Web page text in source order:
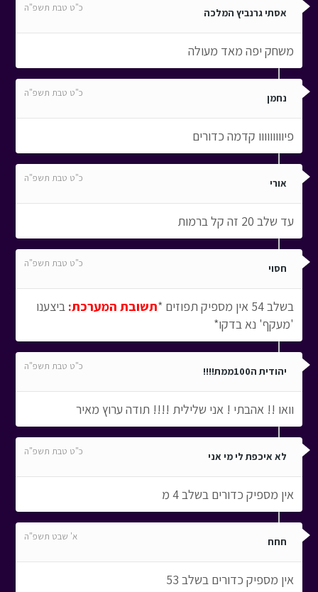
אסתי גרנביץ המלכה כ"ט טבת תשפ"ה
משחק יפה מאד מעולה
נחמן כ"ט טבת תשפ"ה
פיווווווווו קדמה כדורים
אורי כ"ט טבת תשפ"ה
עד שלב 20 זה קל ברמות
חסוי כ"ט טבת תשפ"ה
בשלב 54 אין מספיק תפוזים * תשובת המערכת: ביצענו
'מעקף' נא בדקו*
יהודית ה100ממת!!!! כ"ט טבת תשפ"ה
וואו !! אהבתי ! אני שלילית !!!! תודה ערוץ מאיר
לא איכפת לי מי אני כ"ט טבת תשפ"ה
אין מספיק כדורים בשלב 4 מ
חחח א' שבט תשפ"ה
אין מספיק כדורים בשלב 53